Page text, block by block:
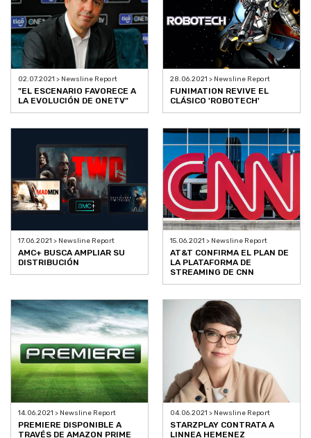
02.07.2021 > Newsline Report
"EL ESCENARIO FAVORECE A
LA EVOLUCIÓN DE ONETV"
28.06.2021 > Newsline Report
FUNIMATION REVIVE EL
CLÁSICO 'ROBOTECH'
17.06.2021 > Newsline Report
AMC+ BUSCA AMPLIAR SU
DISTRIBUCIÓN
15.06.2021 > Newsline Report
AT&T CONFIRMA EL PLAN DE
LA PLATAFORMA DE
STREAMING DE CNN
14.06.2021 > Newsline Report
PREMIERE DISPONIBLE A
TRAVÉS DE AMAZON PRIME
04.06.2021 > Newsline Report
STARZPLAY CONTRATA A
LINNEA HEMENEZ